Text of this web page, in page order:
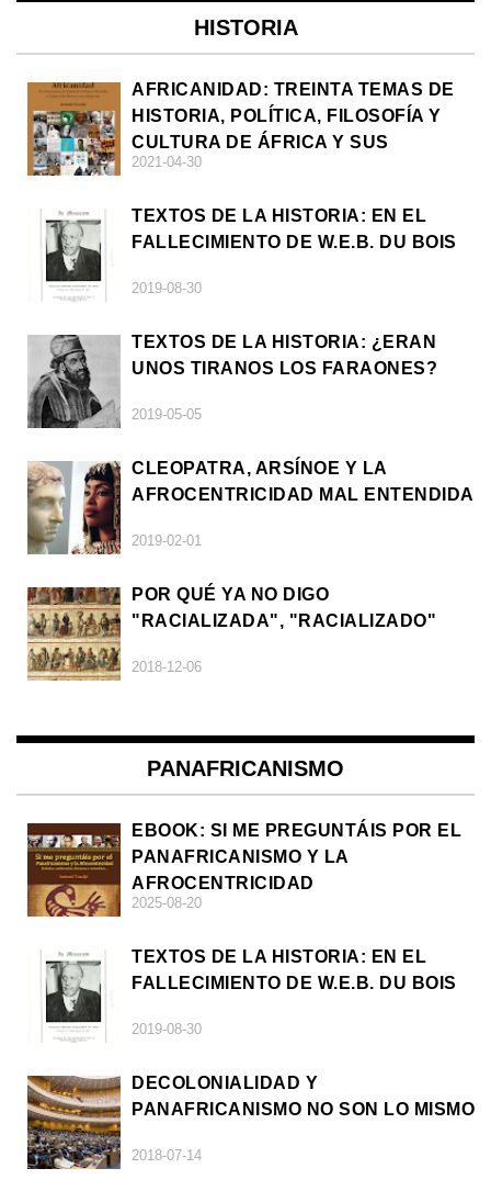
HISTORIA
AFRICANIDAD: TREINTA TEMAS DE
HISTORIA, POLÍTICA, FILOSOFÍA Y
CULTURA DE ÁFRICA Y SUS
DIÁSPORAS
2021-04-30
TEXTOS DE LA HISTORIA: EN EL
FALLECIMIENTO DE W.E.B. DU BOIS
2019-08-30
TEXTOS DE LA HISTORIA: ¿ERAN
UNOS TIRANOS LOS FARAONES?
2019-05-05
CLEOPATRA, ARSÍNOE Y LA
AFROCENTRICIDAD MAL ENTENDIDA
2019-02-01
POR QUÉ YA NO DIGO
"RACIALIZADA", "RACIALIZADO"
2018-12-06
PANAFRICANISMO
EBOOK: SI ME PREGUNTÁIS POR EL
PANAFRICANISMO Y LA
AFROCENTRICIDAD
2025-08-20
TEXTOS DE LA HISTORIA: EN EL
FALLECIMIENTO DE W.E.B. DU BOIS
2019-08-30
DECOLONIALIDAD Y
PANAFRICANISMO NO SON LO MISMO
2018-07-14